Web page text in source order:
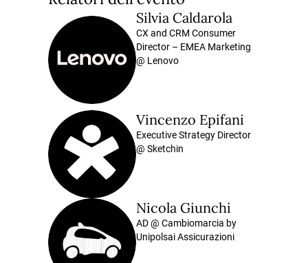
Silvia Caldarola
CX and CRM Consumer
Director – EMEA Marketing
@ Lenovo
Vincenzo Epifani
Executive Strategy Director
@ Sketchin
Nicola Giunchi
AD @ Cambiomarcia by
Unipolsai Assicurazioni